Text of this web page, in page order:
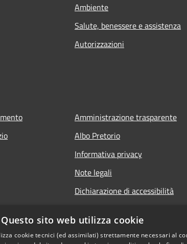
Ambiente
Salute, benessere e assistenza
Autorizzazioni
Amministrazione trasparente
Albo Pretorio
Informativa privacy
Note legali
Dichiarazione di accessibilità
Questo sito web utilizza cookie
cookie tecnici (ed assimilati) strettamente necessari al